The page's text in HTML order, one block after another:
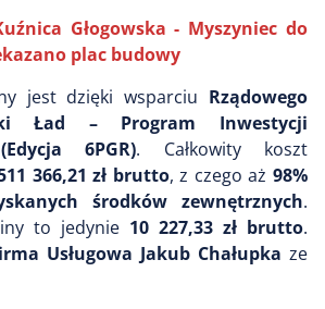
Głogowska - Myszyniec do
plac budowy
jest dzięki wsparciu Rządowego
Ład – Program Inwestycji
6PGR). Całkowity koszt
366,21 zł brutto, z czego aż98%
środków zewnętrznych.
to jedynie 10 227,33 zł brutto.
Usługowa Jakub Chałupka ze